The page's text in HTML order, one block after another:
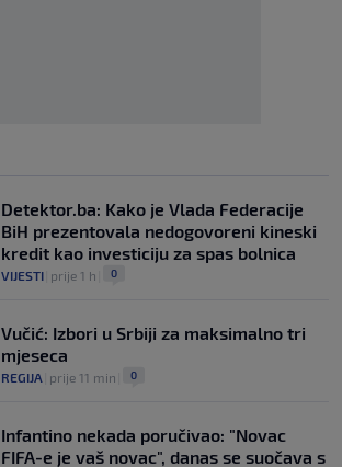
Detektor.ba: Kako je Vlada Federacije
BiH prezentovala nedogovoreni kineski
kredit kao investiciju za spas bolnica
VIJESTI prije 1 h 0
Vučić: Izbori u Srbiji za maksimalno tri
mjeseca
REGIJA prije 11 min 0
Infantino nekada poručivao: "Novac
FIFA-e je vaš novac", danas se suočava s